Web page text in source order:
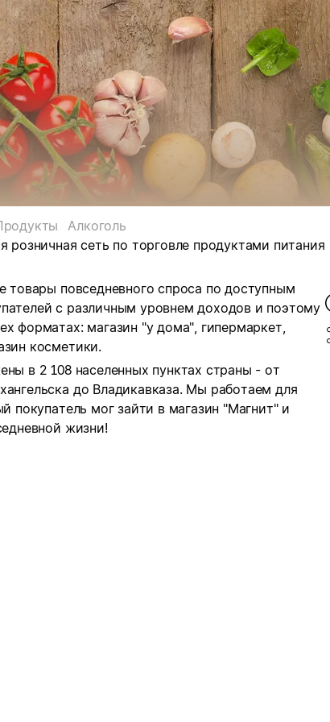
Алкоголь
сеть по торговле продуктами питания
товары повседневного спроса по доступным
с различным уровнем доходов и поэтому
форматах: магазин "у дома", гипермаркет,
косметики.
в 2 108 населенных пунктах страны - от
до Владикавказа. Мы работаем для
покупатель мог зайти в магазин "Магнит" и
жизни!